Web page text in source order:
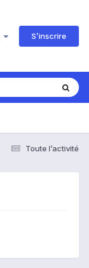
S’inscrire
Toute l’activité